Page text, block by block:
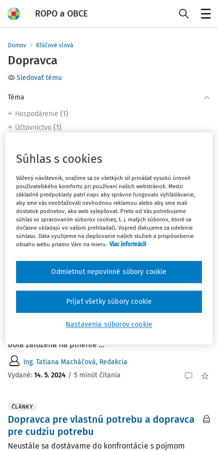
ROPO a OBCE
Domov Kľúčové slová
Dopravca
Sledovať tému
Téma
Hospodárenie (1)
Účtovníctvo (1)
Odpady (1)
Filter
Počet vyhľadaných dokumentov:2
Zoradiť podľa:
Najnovšie
Najstaršie
Vyúčtovanie dopravných služieb
Mesto má vo vlastníctve autobus na elektrický pohon,
mesto zmluvne vypožičalo svojej spoločnosti s ručením
bola založená na plnenie ...
Ing. Tatiana Macháčová, Redakcia
Vydané: 14. 5. 2024 / 5 minút čítania
ČLÁNKY
Dopravca pre vlastnú potrebu a dopravca
pre cudziu potrebu
Neustále sa dostávame do konfrontácie s pojmom
Súhlas s cookies
Vážený návštevník, snažíme sa zo všetkých síl prinášať vysokú úroveň
používateľského komfortu pri používaní našich webstránok. Medzi
základné predpoklady patrí napr. aby správne fungovalo vyhľadávanie,
aby sme vás neobťažovali nevhodnou reklamou alebo aby sme mali
dostatok podnetov, ako web vylepšovať. Preto od Vás potrebujeme
súhlas so spracovaním súborov cookies, t. j. malých súborov, ktoré sa
dočasne ukladajú vo vašom prehliadači. Vopred ďakujeme za udelenie
súhlasu. Dáta využijeme na zlepšovanie našich služieb a prispôsobenie
obsahu webu priamo Vám na mieru. Viac informácií
Nastavenia súborov cookie
Odmietnut nepovinné súbory cookie
Prijať všetky súbory cookie